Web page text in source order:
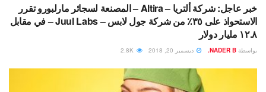
خبر عاجل: شركة ألتريا – Altira – المصنعة لسجائر مارلبورو تقرر
الاستحواذ على ٣٥٪ من شركة جول لابس – Juul Labs – في مقابل
١٢.٨ مليار دولار
بواسطة NADER B. ديسمبر 20, 2018